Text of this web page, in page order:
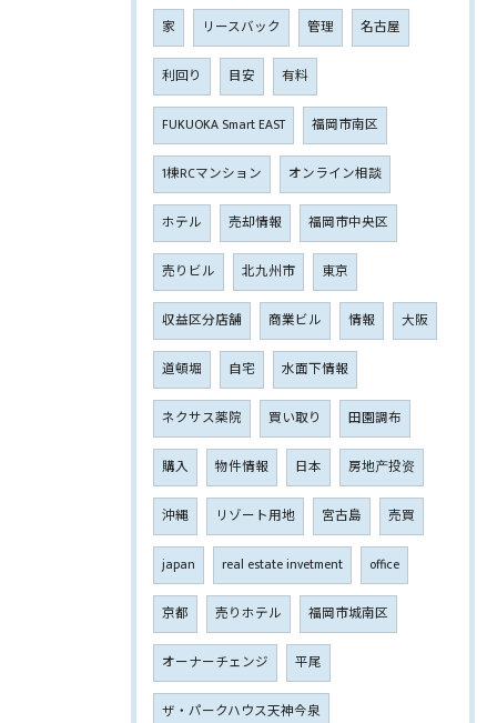
家 リースバック 管理 名古屋
利回り 目安 有料
FUKUOKA Smart EAST 福岡市南区
1棟RCマンション オンライン相談
ホテル 売却情報 福岡市中央区
売りビル 北九州市 東京
収益区分店舗 商業ビル 情報 大阪
道頓堀 自宅 水面下情報
ネクサス薬院 買い取り 田園調布
購入 物件情報 日本 房地产投资
沖縄 リゾート用地 宮古島 売買
japan real estate invetment office
京都 売りホテル 福岡市城南区
オーナーチェンジ 平尾
ザ・パークハウス天神今泉